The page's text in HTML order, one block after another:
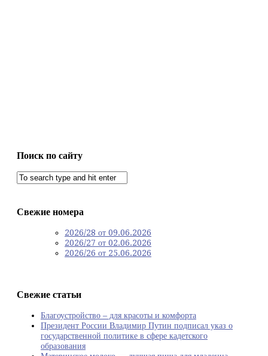
Поиск по сайту
Свежие номера
2026/28 от 09.06.2026
2026/27 от 02.06.2026
2026/26 от 25.06.2026
Свежие статьи
Благоустройство – для красоты и комфорта
Президент России Владимир Путин подписал указ о
государственной политике в сфере кадетского
образования